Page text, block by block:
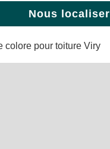
Nous localiser
colore pour toiture Viry